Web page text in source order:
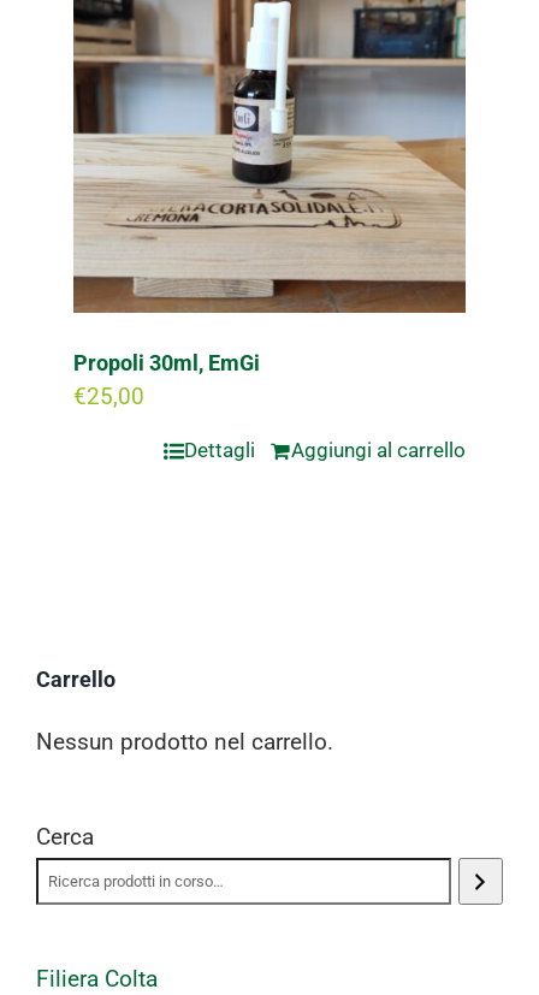
Propoli 30ml, EmGi
€25,00
Aggiungi al carrello
Dettagli
Carrello
Nessun prodotto nel carrello.
Cerca
Filiera Colta